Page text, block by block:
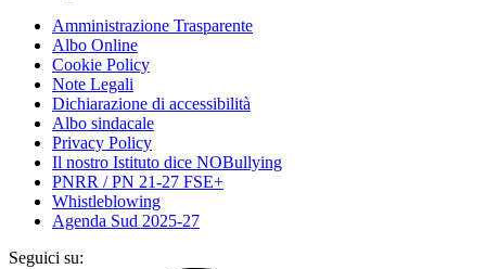
Amministrazione Trasparente
Albo Online
Cookie Policy
Note Legali
Dichiarazione di accessibilità
Albo sindacale
Privacy Policy
Il nostro Istituto dice NOBullying
PNRR / PN 21-27 FSE+
Whistleblowing
Agenda Sud 2025-27
Seguici su: